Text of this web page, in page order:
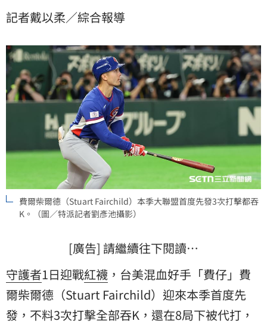
記者戴以柔／綜合報導
費爾柴爾德（Stuart Fairchild）本季大聯盟首度先發3次打擊都吞
K。（圖／特派記者劉彥池攝影）
[廣告] 請繼續往下閱讀…
守護者1日迎戰紅襪 ，台美混血好手「費仔」 費
爾柴爾德 （Stuart Fairchild）迎來本季首度先
發，不料3次打擊全部吞K，還在8局下被代打，